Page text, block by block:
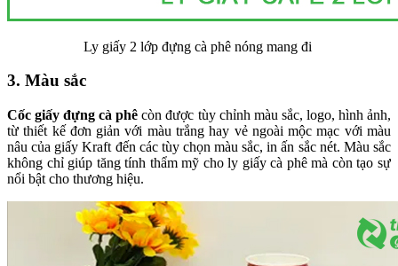
Ly giấy 2 lớp đựng cà phê nóng mang đi
3. Màu sắc
Cốc giấy đựng cà phê còn được tùy chỉnh màu sắc, logo, hình ảnh,
từ thiết kế đơn giản với màu trắng hay vẻ ngoài mộc mạc với màu
nâu của giấy Kraft đến các tùy chọn màu sắc, in ấn sắc nét. Màu sắc
không chỉ giúp tăng tính thẩm mỹ cho ly giấy cà phê mà còn tạo sự
nổi bật cho thương hiệu.